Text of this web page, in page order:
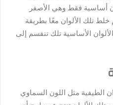
تتمحور حول 3 ألوان أساسية فقط وهي الأصفر
خلط تلك الألوان معًا بطريقة
الأساسية تلك تنقسم إلى
الطيفية مثل اللون السماوي